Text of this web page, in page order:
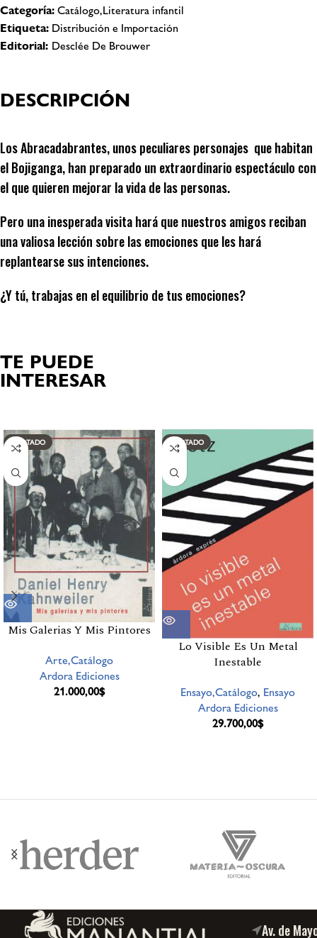
Categoría:Catálogo,Literatura infantil
Etiqueta: Distribución e Importación
Editorial: Desclée De Brouwer
DESCRIPCIÓN
Los Abracadabrantes, unos peculiares personajes que habitan
el Bojiganga, han preparado un extraordinario espectáculo con
el que quieren mejorar la vida de las personas.
Pero una inesperada visita hará que nuestros amigos reciban
una valiosa lección sobre las emociones que les hará
replantearse sus intenciones.
¿Y tú, trabajas en el equilibrio de tus emociones?
TE PUEDE
INTERESAR
AGOTADO
Mis Galerias Y Mis Pintores
Arte,Catálogo
Ardora Ediciones
21.000,00$
AGOTADO
Lo Visible Es Un Metal
Inestable
Ensayo,Catálogo, Ensayo
Ardora Ediciones
29.700,00$
Av. de